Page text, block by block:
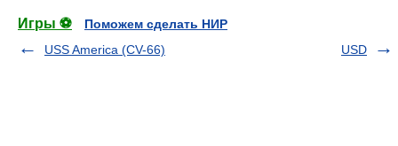
Игры ⚽
Поможем сделать НИР
USS America (CV-66)
USD